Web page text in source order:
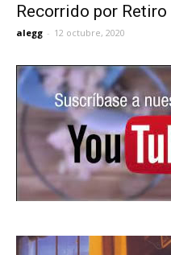
Recorrido por Retiro
alegg - 12 octubre, 2020